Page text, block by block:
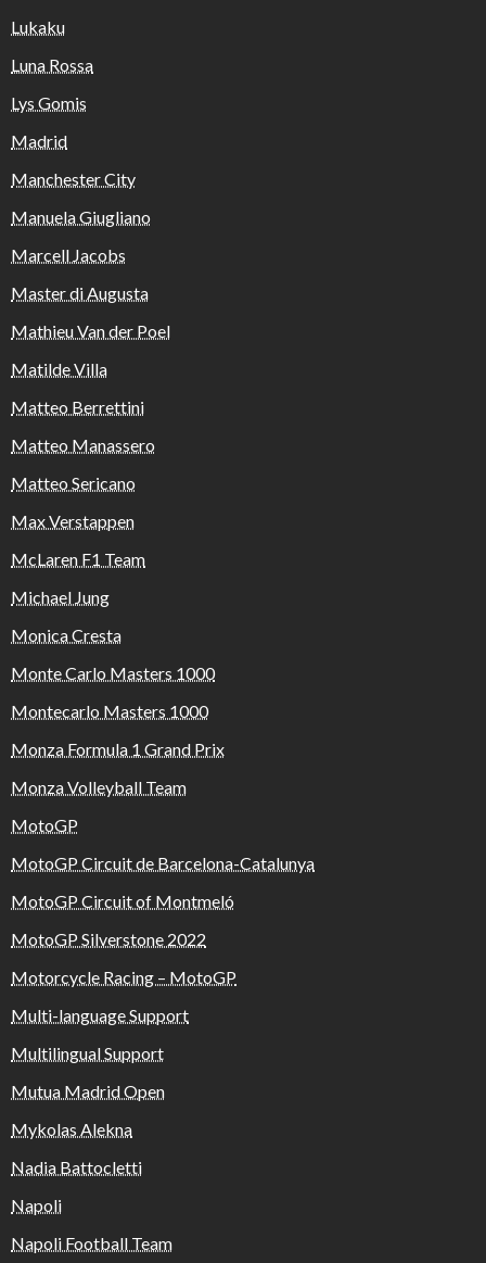
Lukaku
Luna Rossa
Lys Gomis
Madrid
Manchester City
Manuela Giugliano
Marcell Jacobs
Master di Augusta
Mathieu Van der Poel
Matilde Villa
Matteo Berrettini
Matteo Manassero
Matteo Sericano
Max Verstappen
McLaren F1 Team
Michael Jung
Monica Cresta
Monte Carlo Masters 1000
Montecarlo Masters 1000
Monza Formula 1 Grand Prix
Monza Volleyball Team
MotoGP
MotoGP Circuit de Barcelona-Catalunya
MotoGP Circuit of Montmeló
MotoGP Silverstone 2022
Motorcycle Racing – MotoGP
Multi-language Support
Multilingual Support
Mutua Madrid Open
Mykolas Alekna
Nadia Battocletti
Napoli
Napoli Football Team